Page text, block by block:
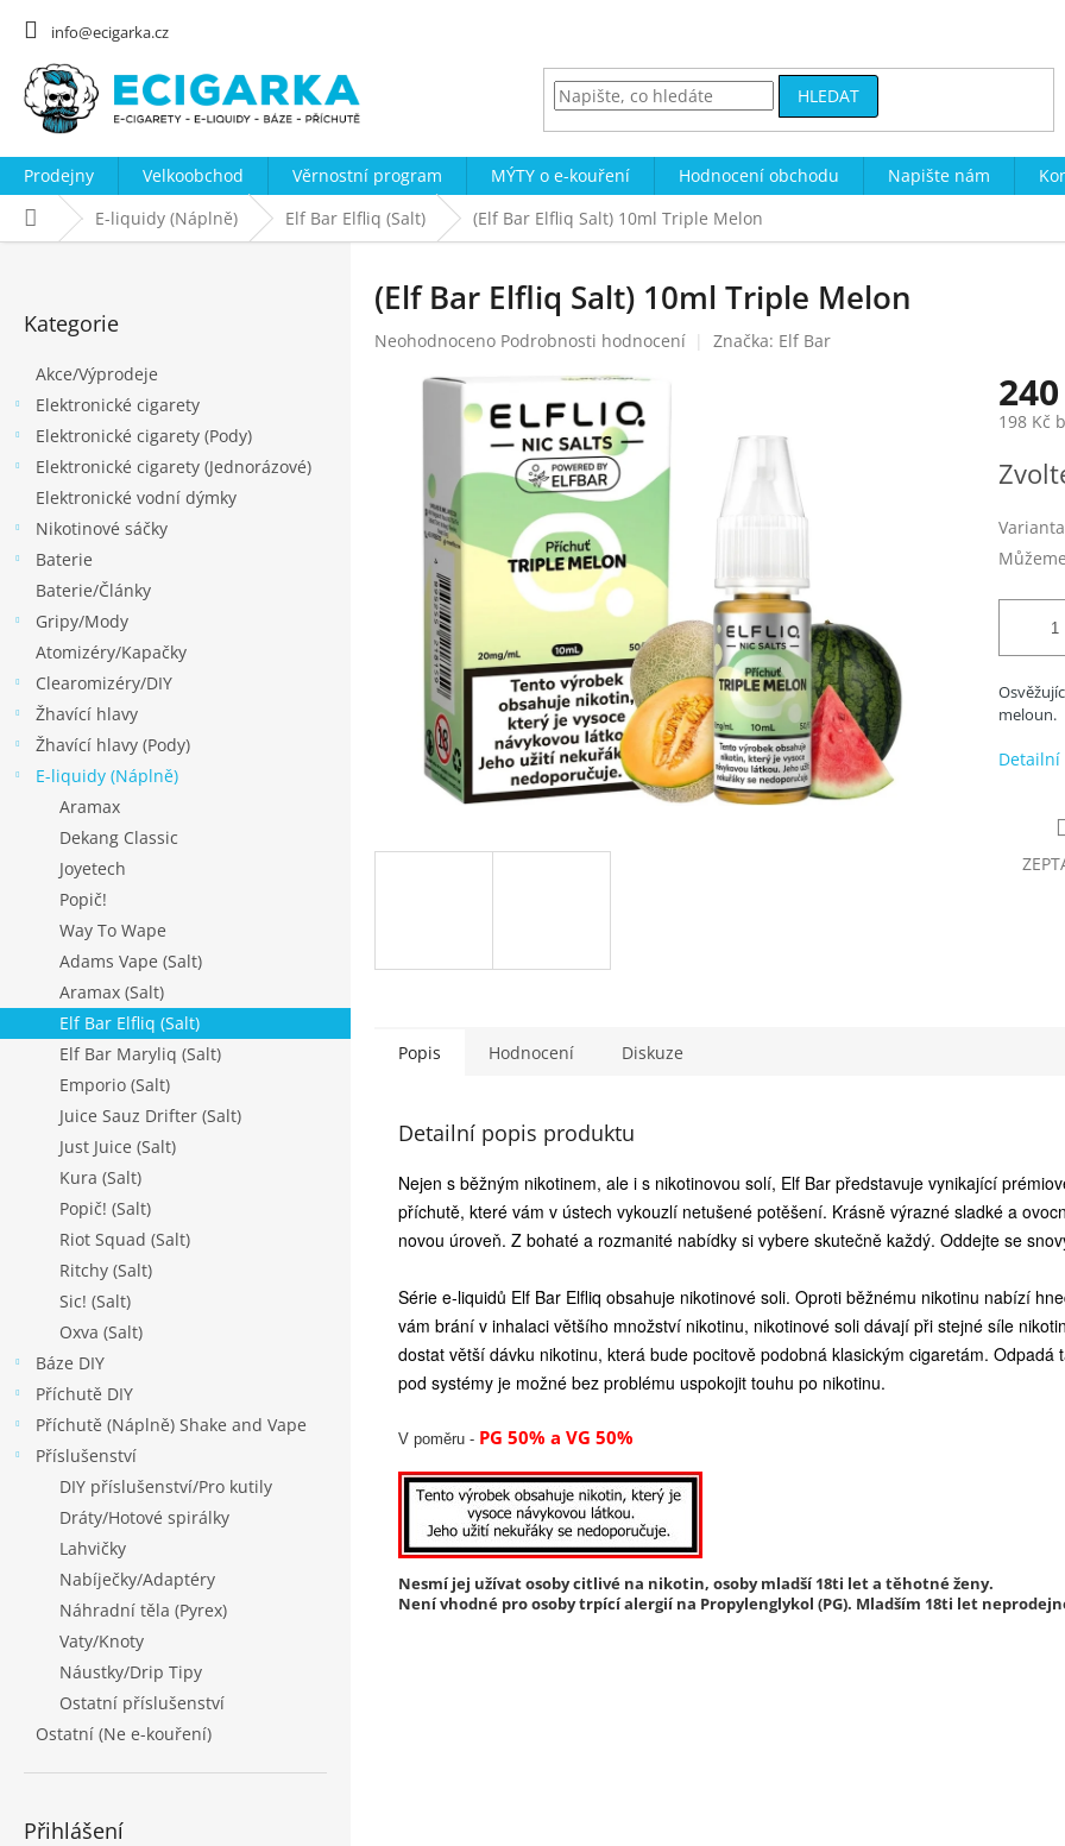
info@ecigarka.cz
HLEDAT
Prodejny Velkoobchod Věrnostní program MÝTY o e-kouření Hodnocení obchodu Napište nám
Domů E-liquidy (Náplně) Elf Bar Elfliq (Salt) (Elf Bar Elfliq Salt) 10ml Triple Melon
kategorie
Kategorie
Akce/Výprodeje
Elektronické cigarety
Elektronické cigarety (Pody)
Elektronické cigarety (Jednorázové)
Elektronické vodní dýmky
Nikotinové sáčky
Baterie
Baterie/Články
Gripy/Mody
Atomizéry/Kapačky
Clearomizéry/DIY
Žhavící hlavy
Žhavící hlavy (Pody)
E-liquidy (Náplně)
Aramax
Dekang Classic
Joyetech
Popič!
Way To Wape
Adams Vape (Salt)
Aramax (Salt)
Elf Bar Elfliq (Salt)
Elf Bar Maryliq (Salt)
Emporio (Salt)
Juice Sauz Drifter (Salt)
Just Juice (Salt)
Kura (Salt)
Popič! (Salt)
Riot Squad (Salt)
Ritchy (Salt)
Sic! (Salt)
Oxva (Salt)
Báze DIY
Příchutě DIY
Příchutě (Náplně) Shake and Vape
Příslušenství
DIY příslušenství/Pro kutily
Dráty/Hotové spirálky
Lahvičky
Nabíječky/Adaptéry
Náhradní těla (Pyrex)
Vaty/Knoty
Náustky/Drip Tipy
Ostatní příslušenství
Ostatní (Ne e-kouření)
Přihlášení
(Elf Bar Elfliq Salt) 10ml Triple Melon
Průměrné
produktu
hvězdiček.
Neohodnoceno Podrobnosti hodnocení Značka: Elf Bar
198 Kč
cena:
Varianta
meloun.
Popis Hodnocení Diskuze
Detailní popis produktu
Nejen s běžným nikotinem, ale i s nikotinovou solí, Elf Bar představuje vynikající
příchutě, které vám v ústech vykouzlí netušené potěšení. Krásně výrazné sladké a
novou úroveň. Z bohaté a rozmanité nabídky si vybere skutečně každý. Oddejte se
Série e-liquidů Elf Bar Elfliq obsahuje nikotinové soli. Oproti běžnému nikotinu nabízí
vám brání v inhalaci většího množství nikotinu, nikotinové soli dávají při stejné síle
dostat větší dávku nikotinu, která bude pocitově podobná klasickým cigaretám.
pod systémy je možné bez problému uspokojit touhu po nikotinu.
V poměru - PG 50% a VG 50%
Nesmí jej užívat osoby citlivé na nikotin, osoby mladší 18ti let a těhotné ženy.
Není vhodné pro osoby trpící alergií na Propylenglykol (PG). Mladším 18ti let